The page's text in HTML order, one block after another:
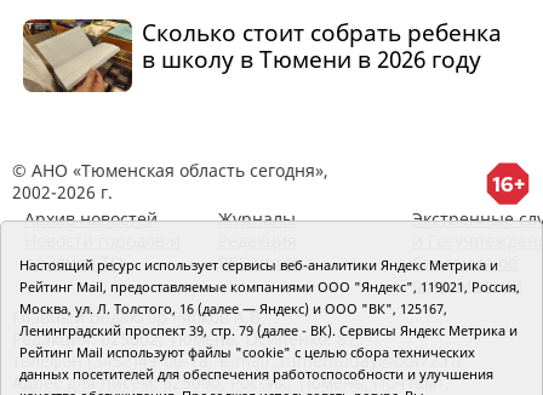
Сколько стоит собрать ребенка
в школу в Тюмени в 2026 году
© АНО «Тюменская область сегодня»,
2002-2026 г.
Архив новостей
районов ТО
Журналы
RSS поток
Экстренные
Сведения об
организации
Главный редактор Рябков А.В.
Редакция: 625002, Тюмень, Осипенко, 81,
телефон (3452)49-00-18, e-mail: tumentoday@obl72.ru
Адрес для писем: 625000, Россия, Тюмень, Почтамт,
Настоящий ресурс использует сервисы веб-аналитики Яндекс Метрика и
Рейтинг Mail, предоставляемые компаниями ООО "Яндекс", 119021, Россия,
Москва, ул. Л. Толстого, 16 (далее — Яндекс) и ООО "ВК", 125167,
Ленинградский проспект 39, стр. 79 (далее - ВК). Сервисы Яндекс Метрика и
Рейтинг Mail используют файлы "cookie" с целью сбора технических
данных посетителей для обеспечения работоспособности и улучшения